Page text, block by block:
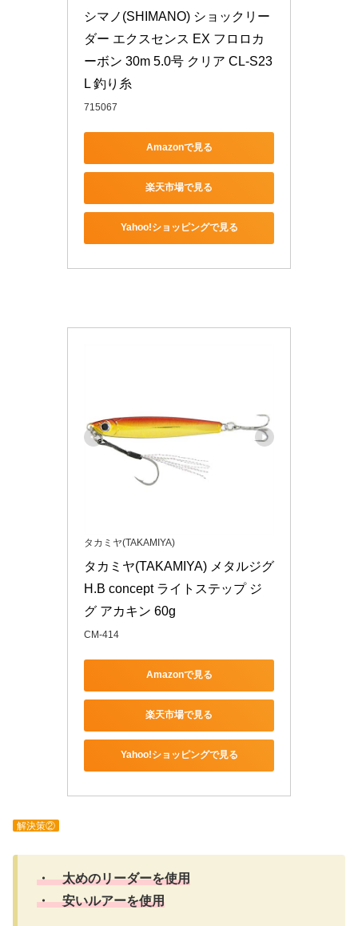
シマノ(SHIMANO) ショックリー
ダー エクスセンス EX フロロカ
ーボン 30m 5.0号 クリア CL-S23
L 釣り糸
715067
Amazonで見る
楽天市場で見る
Yahoo!ショッピングで見る
タカミヤ(TAKAMIYA)
タカミヤ(TAKAMIYA) メタルジグ
H.B concept ライトステップ ジ
グ アカキン 60g
CM-414
Amazonで見る
楽天市場で見る
Yahoo!ショッピングで見る
解決策②
・ 太めのリーダーを使用
・ 安いルアーを使用